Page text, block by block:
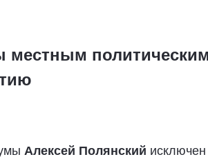
местным
Алексей Полянский